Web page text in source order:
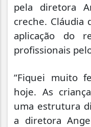
pela diretora
creche. Cláudia
aplicação do
profissionais
“Fiquei muito
hoje. As
uma estrutura
a diretora